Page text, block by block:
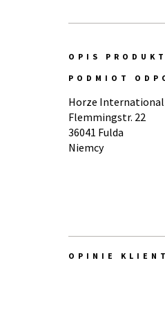
OPIS
PODMIOT
Horze International
Flemmingstr. 22
36041 Fulda
Niemcy
OPINIE